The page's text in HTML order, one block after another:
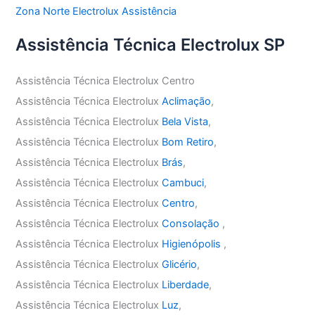
Zona Norte Electrolux Assistência
Assistência Técnica Electrolux SP
Assistência Técnica Electrolux Centro
Assistência Técnica ElectroluxAclimação,
Assistência Técnica Electrolux Bela Vista,
Assistência Técnica Electrolux Bom Retiro,
Assistência Técnica Electrolux Brás,
Assistência Técnica ElectroluxCambuci,
Assistência Técnica ElectroluxCentro,
Assistência Técnica ElectroluxConsolação ,
Assistência Técnica Electrolux Higienópolis ,
Assistência Técnica ElectroluxGlicério,
Assistência Técnica Electrolux Liberdade,
Assistência Técnica Electrolux Luz,